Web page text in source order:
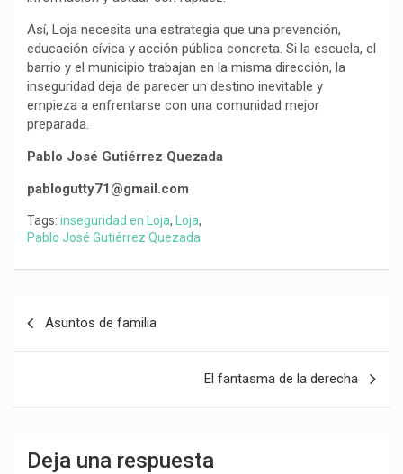
Así, Loja necesita una estrategia que una prevención,
educación cívica y acción pública concreta. Si la escuela, el
barrio y el municipio trabajan en la misma dirección, la
inseguridad deja de parecer un destino inevitable y
empieza a enfrentarse con una comunidad mejor
preparada.
Pablo José Gutiérrez Quezada
pablogutty71@gmail.com
Tags: inseguridad en Loja, Loja,
Pablo José Gutiérrez Quezada
Asuntos de familia
El fantasma de la derecha
Deja una respuesta